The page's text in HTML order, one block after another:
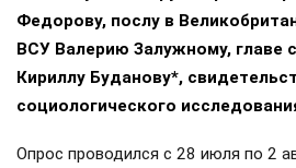
Федорову, послу в
ВСУ Валерию Залужному, главе
Кириллу Буданову*,
социологического
Опрос проводился с 28 июля по 2